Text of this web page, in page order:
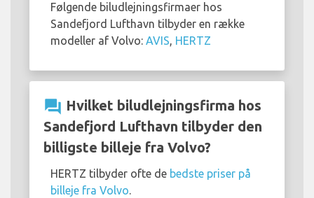
Følgende biludlejningsfirmaer hos
Sandefjord Lufthavn tilbyder en række
modeller af Volvo: AVIS, HERTZ
question_answer Hvilket biludlejningsfirma hos
Sandefjord Lufthavn tilbyder den
billigste billeje fra Volvo?
HERTZ tilbyder ofte de bedste priser på
billeje fra Volvo.